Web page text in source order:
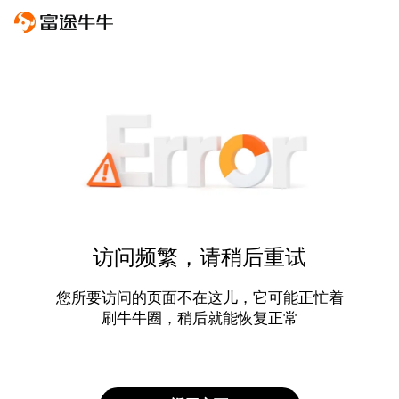
访问频繁，请稍后重试
您所要访问的页面不在这儿，它可能正忙着
刷牛牛圈，稍后就能恢复正常